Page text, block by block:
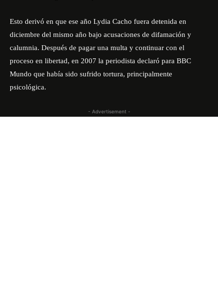
Esto derivó en que ese año Lydia Cacho fuera detenida en
diciembre del mismo año bajo acusaciones de difamación y
calumnia. Después de pagar una multa y continuar con el
proceso en libertad, en 2007 la periodista declaró para BBC
Mundo que había sido sufrido tortura, principalmente
psicológica.
- Advertisement -